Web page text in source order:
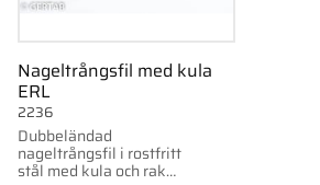
Nageltrångsfil med kula
ERL
Dubbeländad
nageltrångsfil i rostfritt
stål med kula och rak
2236